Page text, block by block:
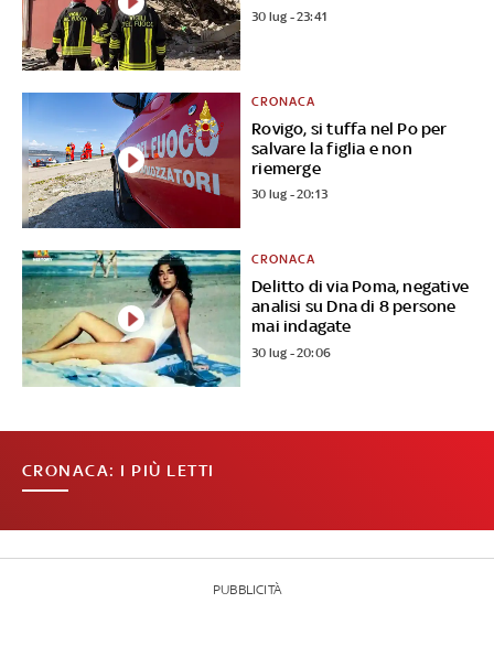
30 lug - 23:41
Rovigo, si tuffa nel Po per
salvare la figlia e non
riemerge
CRONACA
30 lug - 20:13
Delitto di via Poma, negative
analisi su Dna di 8 persone
mai indagate
CRONACA
30 lug - 20:06
CRONACA: I PIÙ LETTI
PUBBLICITÀ